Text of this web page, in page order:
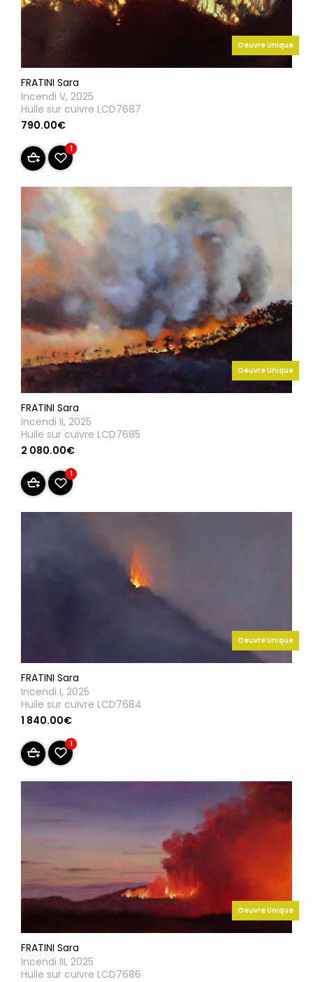
Oeuvre Unique
FRATINI Sara
Incendi V, 2025
Huile sur cuivre LCD7687
790.00€
1
Oeuvre Unique
FRATINI Sara
Incendi II, 2025
Huile sur cuivre LCD7685
2 080.00€
1
Oeuvre Unique
FRATINI Sara
Incendi I, 2025
Huile sur cuivre LCD7684
1 840.00€
1
Oeuvre Unique
FRATINI Sara
Incendi III, 2025
Huile sur cuivre LCD7686